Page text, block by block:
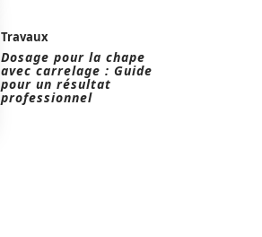
Travaux
Dosage pour la chape
avec carrelage : Guide
pour un résultat
professionnel